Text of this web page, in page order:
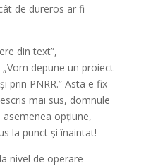
de dureros ar fi
din text”,
depune un proiect
prin PNRR.” Asta e fix
mai sus, domnule
opțiune,
la punct și înaintat!
nivel de operare